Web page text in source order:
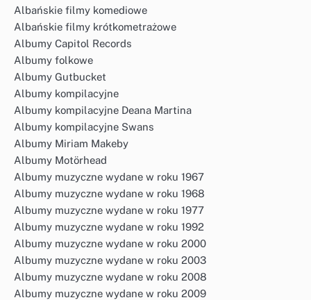
Albańskie filmy komediowe
Albańskie filmy krótkometrażowe
Albumy Capitol Records
Albumy folkowe
Albumy Gutbucket
Albumy kompilacyjne
Albumy kompilacyjne Deana Martina
Albumy kompilacyjne Swans
Albumy Miriam Makeby
Albumy Motörhead
Albumy muzyczne wydane w roku 1967
Albumy muzyczne wydane w roku 1968
Albumy muzyczne wydane w roku 1977
Albumy muzyczne wydane w roku 1992
Albumy muzyczne wydane w roku 2000
Albumy muzyczne wydane w roku 2003
Albumy muzyczne wydane w roku 2008
Albumy muzyczne wydane w roku 2009